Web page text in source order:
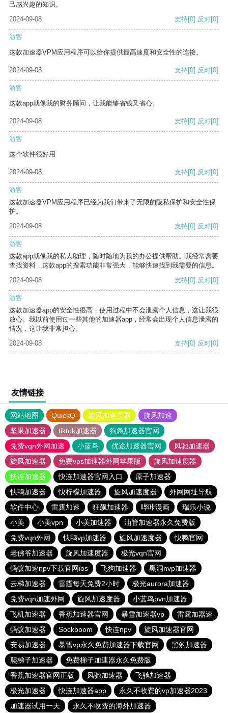
己感兴趣的知识。
2024-09-08
支持[0] 反对[0]
游客
这款加速器VPM应用程序可以给你提供最高速度和安全性的连接。
2024-09-08 支持[0] 反对[0]
游客
这款app就像我的财务顾问，让我能够省钱又省心。
2024-09-08 支持[0] 反对[0]
游客
这个软件很好用
2024-09-08 支持[0] 反对[0]
游客
这款加速器VPM应用程序已经为我们带来了无限的隐私保护和安全性保
护。
2024-09-08
支持[0] 反对[0]
游客
这款app就像我的私人助理，随时随地为我的办公提供帮助。我经常需要
查找资料，这款app的搜索功能非常强大，能够快速找到我需要的信息。
2024-09-08
支持[0] 反对[0]
游客
这款加速器app的安全性很高，使用过程中不会泄露个人信息，这让我很
放心。我以前使用过一些其他的加速器app，经常会出现个人信息泄露的
情况，这让我非常担心。
2024-09-08
支持[0] 反对[0]
友情链接
网站地图 QuickQ 旋风加速度器
旋风加速
坚果加速器
tiktok加速器
狗急加速器官网
免费vqn外网加速
小蓝鸟 优途加速器官网
风驰加速器
旋风加速器
免费vps加速器外网苹果版
旋风加速度器
快连加速器
快连加速器官网入口
原子加速器
快鸭加速器
快柠檬加速器 旋风加速度器
外网网址导航
软件中心
雷霆加速 狂飙加速器 哔咔漫画
瑞乐小说
小美
小美vpn 小美加速器
油管加速器永久免费版
免费vqn外网
快鸭vp加速器 旋风加速度器
快鸭官网
老佛爷加速器
旋风加速度器
极光vqn官网
蚂蚁加速npv下载官网ios
飞狗加速器
黑洞nvp加速器
云梯加速器
雷霆每天免费2小时
极光aurora加速器
免费vqn加速外网
旋风加速度器
小蓝鸟pvn加速器
飞机加速器
香蕉加速器官网 暴雪加速器vp
雷霆加器速
蚂蚁加速器
Sockboom 快连npv
旋风加速器官网
安易加速器
暴雪vp永久免费加速器下载官网
黑豹加速器
爬梯子加速器
免费梯子加速器永久免费版
香蕉加速器官网正版
风驰加速器
飞驰加速器
极光加速器
快连加速器app
永久不收费的vp加速器2023
加速器试用一天
永久不收费的海外加速器